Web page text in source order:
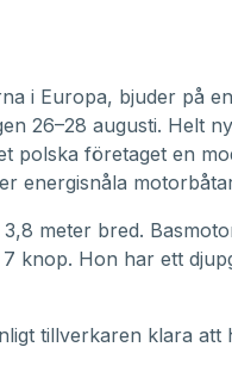
i Europa, bjuder på en
26–28 augusti. Helt
polska företaget en
energisnåla
meter bred.
knop. Hon har ett
tillverkaren klara att